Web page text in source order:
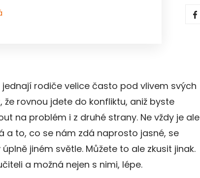
jednají rodiče velice často pod vlivem svých
že rovnou jdete do konfliktu, aniž byste
na problém i z druhé strany. Ne vždy je ale
a to, co se nám zdá naprosto jasné, se
jiném světle. Můžete to ale zkusit jinak.
a možná nejen s nimi, lépe.